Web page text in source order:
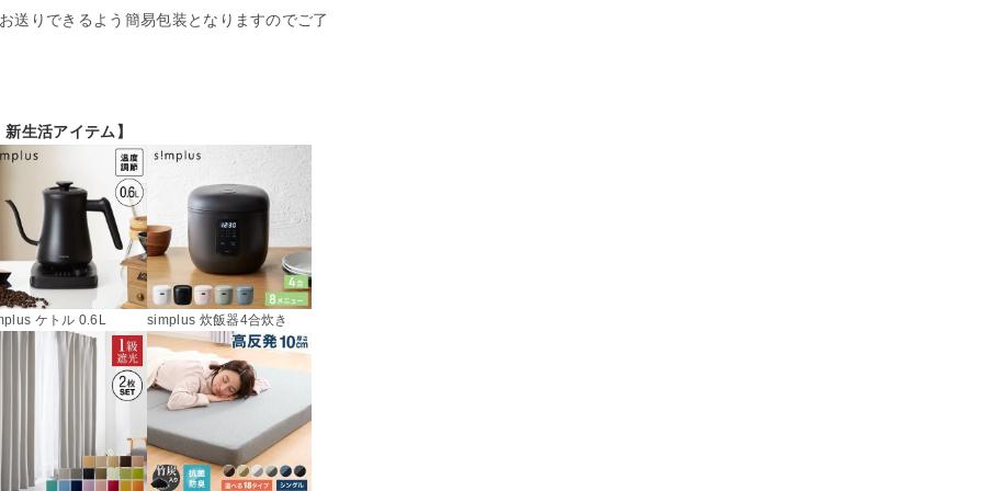
りできるよう簡易包装となりますのでご了
生活アイテム】
ケトル 0.6L simplus 炊飯器4合炊き